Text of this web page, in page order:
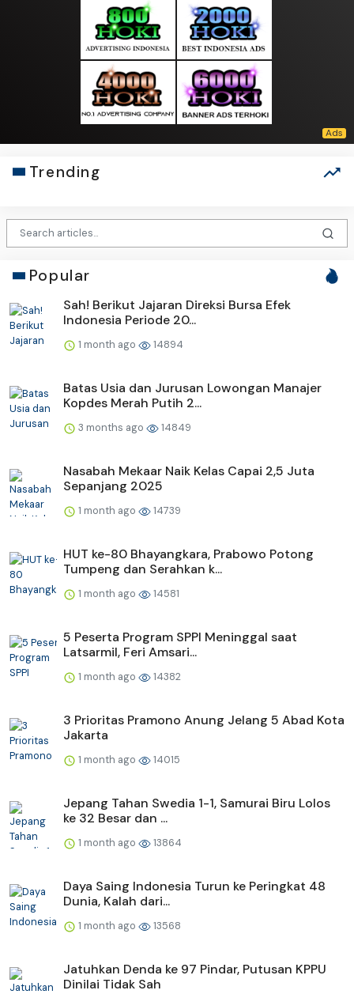
Trending
Popular
Sah! Berikut Jajaran Direksi Bursa Efek
Indonesia Periode 20...
1 month ago 14894
Batas Usia dan Jurusan Lowongan Manajer
Kopdes Merah Putih 2...
3 months ago 14849
Nasabah Mekaar Naik Kelas Capai 2,5 Juta
Sepanjang 2025
1 month ago 14739
HUT ke-80 Bhayangkara, Prabowo Potong
Tumpeng dan Serahkan k...
1 month ago 14581
5 Peserta Program SPPI Meninggal saat
Latsarmil, Feri Amsari...
1 month ago 14382
3 Prioritas Pramono Anung Jelang 5 Abad Kota
Jakarta
1 month ago 14015
Jepang Tahan Swedia 1-1, Samurai Biru Lolos
ke 32 Besar dan ...
1 month ago 13864
Daya Saing Indonesia Turun ke Peringkat 48
Dunia, Kalah dari...
1 month ago 13568
Jatuhkan Denda ke 97 Pindar, Putusan KPPU
Dinilai Tidak Sah